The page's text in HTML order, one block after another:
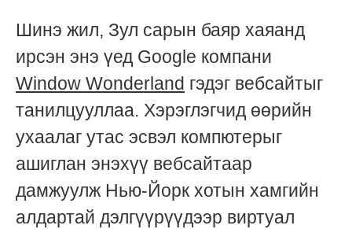
Шинэ жил, Зул сарын баяр хаяанд
ирсэн энэ үед Google компани
Window Wonderland гэдэг вебсайтыг
танилцууллаа. Хэрэглэгчид өөрийн
ухаалаг утас эсвэл компютерыг
ашиглан энэхүү вебсайтаар
дамжуулж Нью-Йорк хотын хамгийн
алдартай дэлгүүрүүдээр виртуал